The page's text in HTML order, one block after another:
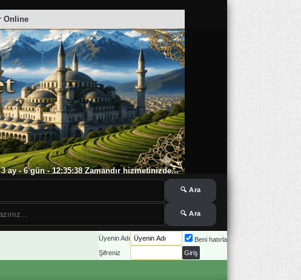
Online
ay - 6 gün - 12:35:38 Zamandır hizmetinizde...
Üyenin Adı
Beni hatırla
Şifreniz